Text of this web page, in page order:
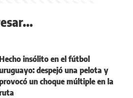
insólito en el fútbol
despejó una pelota y
un choque múltiple en la